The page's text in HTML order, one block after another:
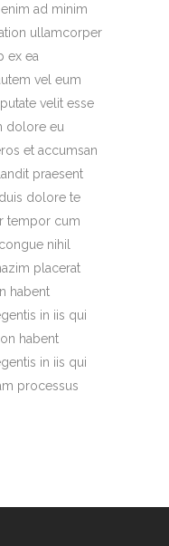
ad minim
ullamcorper
ex ea
vel eum
velit esse
dolore eu
et accumsan
praesent
dolore te
tempor cum
nihil
placerat
habent
in iis qui
habent
in iis qui
processus